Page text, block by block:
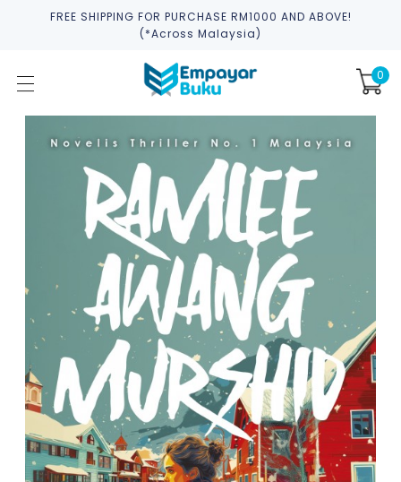
FREE SHIPPING FOR PURCHASE RM1000 AND ABOVE!
(*across Malaysia)
0